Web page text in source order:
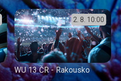
2. 8. 10:00
WU 13 ČR - Rakousko